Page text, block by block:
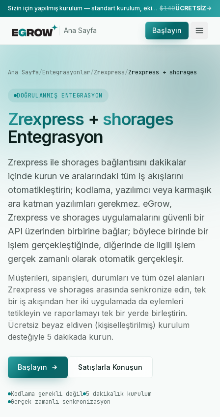
Sizin için yapılmış kurulum — standart kurulum, ekibimiz tarafından yapılır. $149ÜCRETSİZ
Ana Sayfa Başlayın
Ana Sayfa/Entegrasyonlar/Zrexpress/Zrexpress + shorages
DOĞRULANMIŞ ENTEGRASYON
Zrexpress+ shorages
Entegrasyon
Zrexpress ile shorages bağlantısını dakikalar
içinde kurun ve aralarındaki tüm iş akışlarını
otomatikleştirin; kodlama, yazılımcı veya karmaşık
ara katman yazılımları gerekmez. eGrow,
Zrexpress ve shorages uygulamalarını güvenli bir
API üzerinden birbirine bağlar; böylece birinde bir
işlem gerçekleştiğinde, diğerinde de ilgili işlem
gerçek zamanlı olarak otomatik gerçekleşir.
Müşterileri, siparişleri, durumları ve tüm özel alanları
Zrexpress ve shorages arasında senkronize edin, tek
bir iş akışından her iki uygulamada da eylemleri
tetikleyin ve raporlamayı tek bir yerde birleştirin.
Ücretsiz beyaz eldiven (kişiselleştirilmiş) kurulum
desteğiyle 5 dakikada kurun.
Başlayın Satışlarla Konuşun
Kodlama gerekli değil 5 dakikalık kurulum
Gerçek zamanlı senkronizasyon